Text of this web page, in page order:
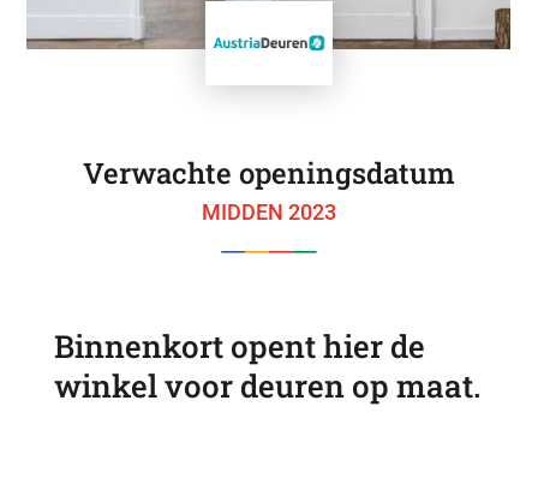
Verwachte openingsdatum
MIDDEN 2023
Binnenkort opent hier de
winkel voor deuren op maat.